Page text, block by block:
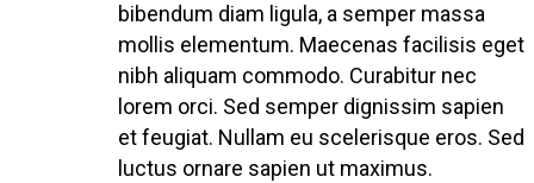
bibendum diam ligula, a semper massa
mollis elementum. Maecenas facilisis eget
nibh aliquam commodo. Curabitur nec
lorem orci. Sed semper dignissim sapien
et feugiat. Nullam eu scelerisque eros. Sed
luctus ornare sapien ut maximus.